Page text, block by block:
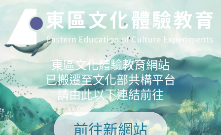
東區文化體驗教育網站
已搬遷至文化部共構平台
請由此以下連結前往
前往新網站